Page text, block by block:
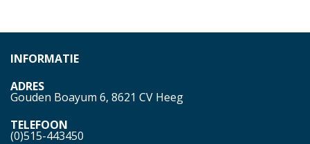
INFORMATIE
ADRES
Gouden Boayum 6, 8621 CV Heeg
TELEFOON
(0)515-443450